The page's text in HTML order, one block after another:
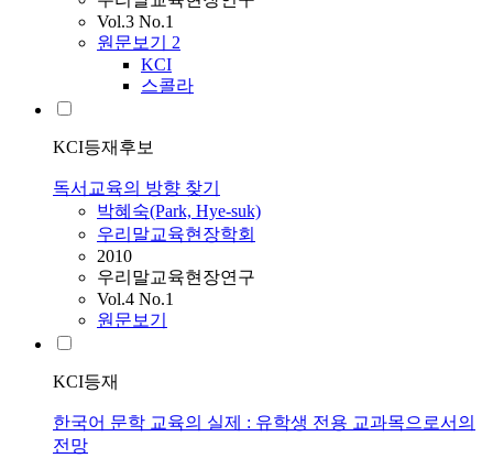
Vol.3 No.1
원문보기 2
KCI
스콜라
KCI등재후보
독서교육의 방향 찾기
박혜숙(Park, Hye-suk)
우리말교육현장학회
2010
우리말교육현장연구
Vol.4 No.1
원문보기
KCI등재
한국어 문학 교육의 실제 : 유학생 전용 교과목으로서의
전망